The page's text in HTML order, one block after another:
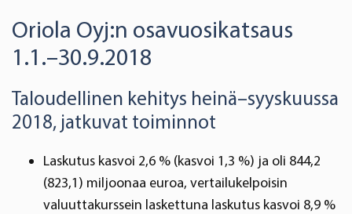
Oriola Oyj:n osavuosikatsaus
1.1.–30.9.2018
Taloudellinen kehitys heinä–syyskuussa
2018, jatkuvat toiminnot
Laskutus kasvoi 2,6 % (kasvoi 1,3 %) ja oli 844,2
(823,1) miljoonaa euroa, vertailukelpoisin
valuuttakurssein laskettuna laskutus kasvoi 8,9 %